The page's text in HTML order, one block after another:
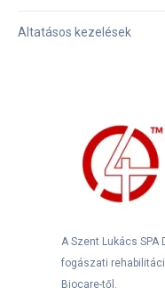
Altatásos kezelések
A Szent Lukács SPA
fogászati
Biocare-től.